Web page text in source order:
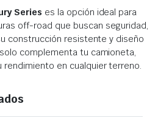
Series es la opción ideal para
off-road que buscan seguridad,
construcción resistente y diseño
complementa tu camioneta,
rendimiento en cualquier terreno.